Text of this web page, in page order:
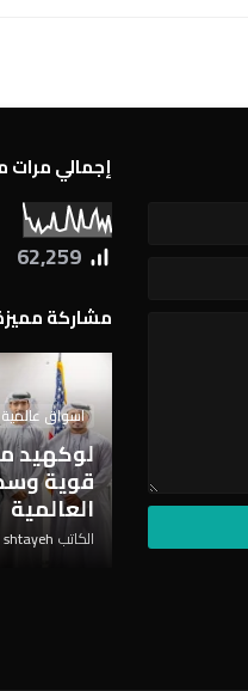
إجمالي
62,259
مشاركة
اسواق عالمية
لوكهيد
قوية
العالمية
الكاتب